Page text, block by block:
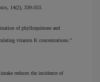
14(2), 339-353.
of phylloquinone and
vitamin K concentrations."
reduces the incidence of